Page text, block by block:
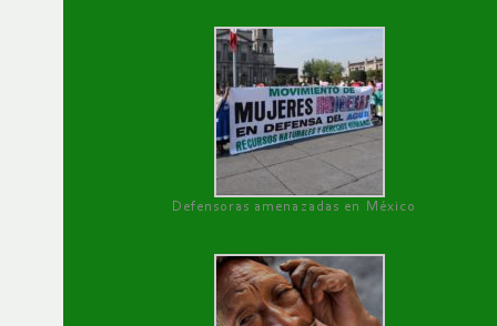
Defensoras amenazadas en México